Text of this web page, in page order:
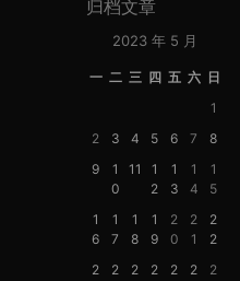
归档文章
2023 年 5 月
一 二 三 四 五 六 日
1
2
3 4 5 6 7
8
9
1
0
11
1
2
1
3
1
4
1
5
1
6
1
7
1
8
1
9
2
0
2
1
2
2
2
2
2
2
2
2
2